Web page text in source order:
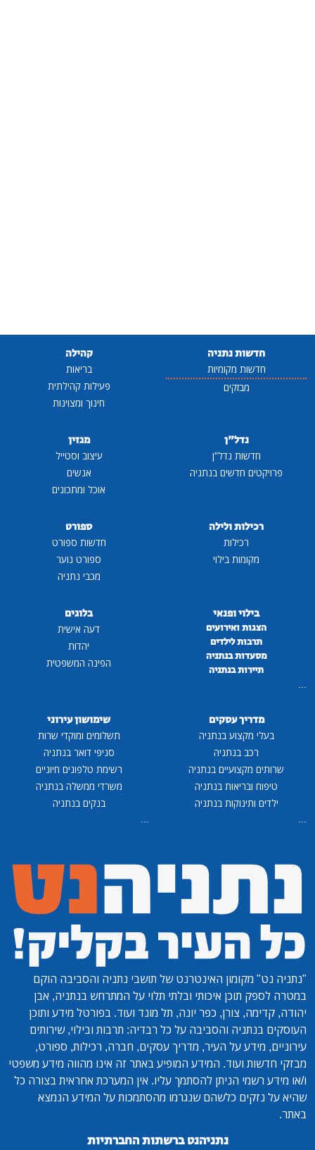
חדשות נתניה
חדשות מקומיות
מבזקים
קהילה
בריאות
פעילות קהילתית
חינוך ומצוינות
נדל"ן
חדשות נדל"ן
פרויקטים חדשים בנתניה
מגזין
עיצוב וסטייל
אנשים
אוכל ומתכונים
רכילות ולילה
רכילות
מקומות בילוי
ספורט
חדשות ספורט
ספורט נוער
מכבי נתניה
בילוי ופנאי
הצגות ואירועים
תרבות לילדים
מסעדות בנתניה
תיירות בנתניה
...
בלוגים
דעה אישית
יהדות
הפינה המשפטית
מדריך עסקים
בעלי מקצוע בנתניה
רכב בנתניה
שרותים מקצועיים בנתניה
טיפוח ובריאות בנתניה
ילדים ותינוקות בנתניה
...
שימושון עירוני
תשלומים ומוקדי שרות
סניפי דואר בנתניה
רשימת טלפונים חיוניים
משרדי ממשלה בנתניה
בנקים בנתניה
...
"נתניה נט" מקומון האינטרנט של תושבי נתניה והסביבה הוקם
במטרה לספק תוכן איכותי ובלתי תלוי על המתרחש בנתניה, אבן
יהודה, קדימה, צורן, כפר יונה, תל מונד ועוד. בפורטל מידע ותוכן
העוסקים בנתניה והסביבה על כל רבדיה: תרבות ובילוי, שירותים
עירוניים, מידע על העיר, מדריך עסקים, חברה, רכילות, ספורט,
מבזקי חדשות ועוד. המידע המופיע באתר זה אינו מהווה מידע משפטי
ו/או מידע רשמי הניתן להסתמך עליו. אין המערכת אחראית בצורה כל
שהיא על נזקים כלשהם שנגרמו מהסתמכות על המידע הנמצא
באתר.
נתניהנט ברשתות החברתיות